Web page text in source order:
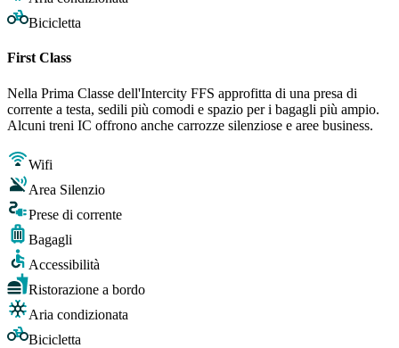
Bicicletta
First Class
Nella Prima Classe dell'Intercity FFS approfitta di una presa di
corrente a testa, sedili più comodi e spazio per i bagagli più ampio.
Alcuni treni IC offrono anche carrozze silenziose e aree business.
Wifi
Area Silenzio
Prese di corrente
Bagagli
Accessibilità
Ristorazione a bordo
Aria condizionata
Bicicletta